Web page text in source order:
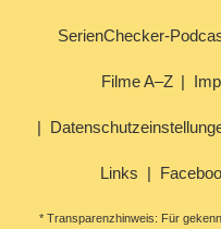
SerienChecker-
Filme A–Z
Links
* Transparenzhinweis: Für